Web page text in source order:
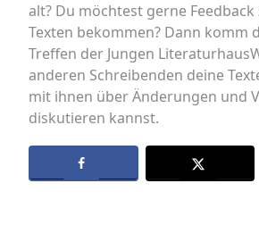
alt? Du möchtest gerne Feedback
Texten bekommen? Dann komm
Treffen der Jungen
anderen Schreibenden deine
mit ihnen über Änderungen und
diskutieren kannst.